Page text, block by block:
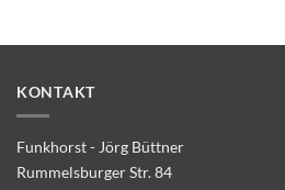
KONTAKT
Funkhorst - Jörg Büttner
Rummelsburger Str. 84